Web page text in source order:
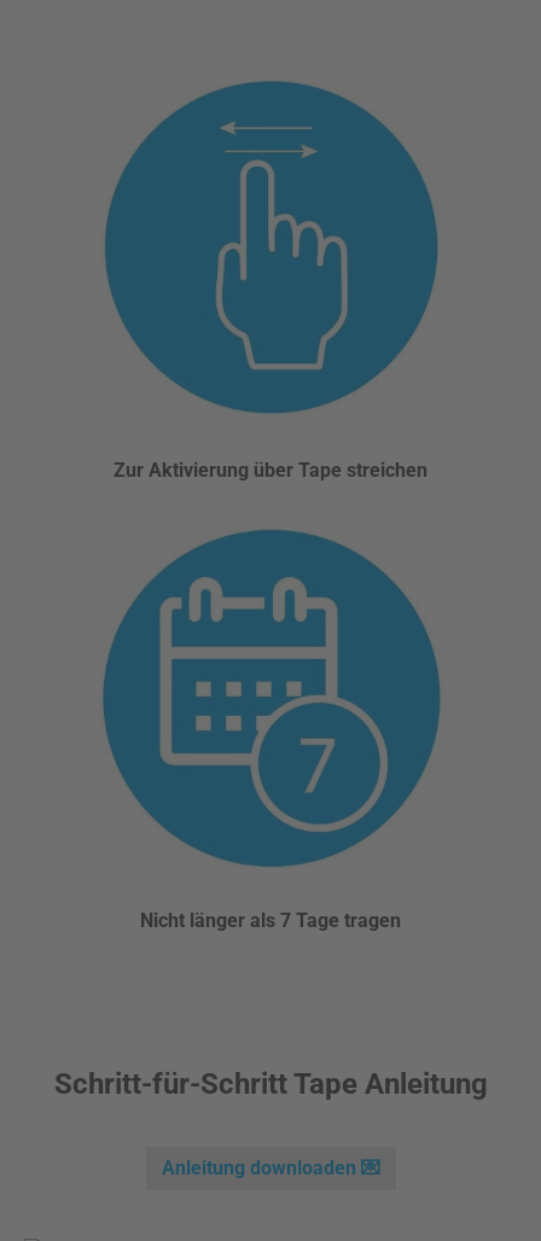
Zur Aktivierung über Tape streichen
Nicht länger als 7 Tage tragen
Schritt-für-Schritt Tape Anleitung
Anleitung downloaden 💌